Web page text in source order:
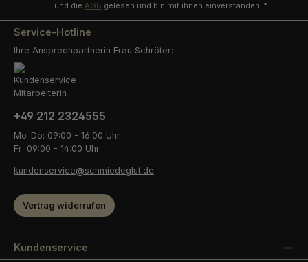
und die AGB gelesen und bin mit ihnen einverstanden. *
Service-Hotline
Ihre Ansprechpartnerin Frau Schröter:
+49 212 2324555
Mo-Do: 09:00 - 16:00 Uhr
Fr: 09:00 - 14:00 Uhr
kundenservice@schmiedeglut.de
Vertrag widerrufen
Kundenservice